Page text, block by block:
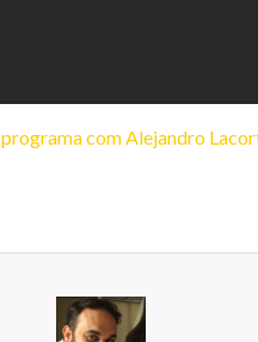
programa com Alejandro